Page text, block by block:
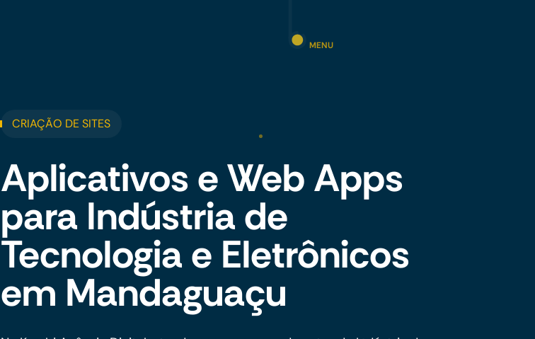
MENU
CRIAÇÃO DE SITES
Aplicativos e Web Apps
para Indústria de
Tecnologia e Eletrônicos
em Mandaguaçu